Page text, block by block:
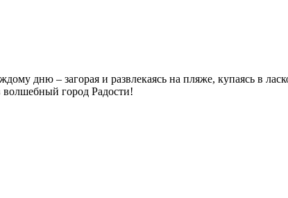
дню – загорая и развлекаясь на пляже, купаясь в
волшебный город Радости!